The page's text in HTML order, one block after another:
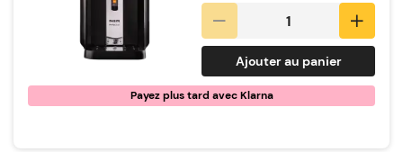
Ajouter au panier
Payez plus tard avec Klarna